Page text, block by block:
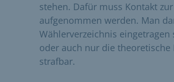
stehen. Dafür muss Kontakt
aufgenommen werden. Man
Wählerverzeichnis eingetragen
oder auch nur die
strafbar.